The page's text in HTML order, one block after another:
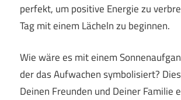
perfekt, um positive Energie zu
Tag mit einem Lächeln zu beginnen.
Wie wäre es mit einem
der das Aufwachen symbolisiert?
Deinen Freunden und Deiner Familie